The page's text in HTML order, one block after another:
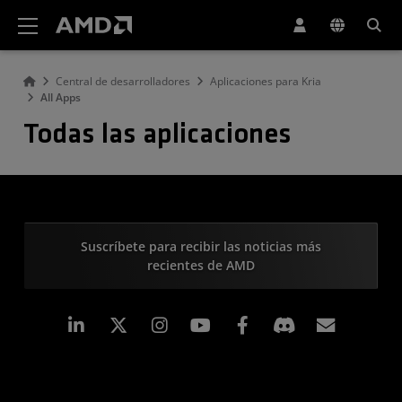
Central de desarrolladores
Aplicaciones para Kria
All Apps
Todas las aplicaciones
Suscríbete para recibir las noticias más
recientes de AMD
LinkedIn Instagram Facebook